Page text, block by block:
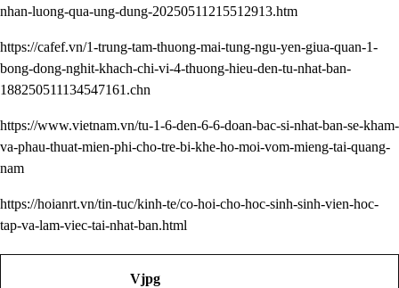
nhan-luong-qua-ung-dung-20250511215512913.htm
https://cafef.vn/1-trung-tam-thuong-mai-tung-ngu-yen-giua-quan-1-
bong-dong-nghit-khach-chi-vi-4-thuong-hieu-den-tu-nhat-ban-
188250511134547161.chn
https://www.vietnam.vn/tu-1-6-den-6-6-doan-bac-si-nhat-ban-se-kham-
va-phau-thuat-mien-phi-cho-tre-bi-khe-ho-moi-vom-mieng-tai-quang-
nam
https://hoianrt.vn/tin-tuc/kinh-te/co-hoi-cho-hoc-sinh-sinh-vien-hoc-
tap-va-lam-viec-tai-nhat-ban.html
Vjpg